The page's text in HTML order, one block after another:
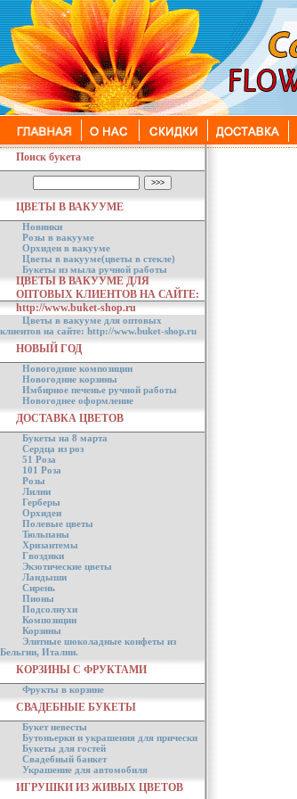
Поиск букета
ЦВЕТЫ В ВАКУУМЕ
Новинки
Розы в вакууме
Орхидеи в вакууме
Цветы в вакууме(цветы в стекле)
Букеты из мыла ручной работы
ЦВЕТЫ В ВАКУУМЕ ДЛЯ
ОПТОВЫХ КЛИЕНТОВ НА САЙТЕ:
http://www.buket-shop.ru
Цветы в вакууме для оптовых
клиентов на сайте: http://www.buket-shop.ru
НОВЫЙ ГОД
Новогодние композиции
Новогодние корзины
Имбирное печенье ручной работы
Новогоднее оформление
ДОСТАВКА ЦВЕТОВ
Букеты на 8 марта
Сердца из роз
51 Роза
101 Роза
Розы
Лилии
Герберы
Орхидеи
Полевые цветы
Тюльпаны
Хризантемы
Гвоздики
Экзотические цветы
Ландыши
Сирень
Пионы
Подсолнухи
Композиции
Корзины
Элитные шоколадные конфеты из
Бельгии, Италии.
КОРЗИНЫ С ФРУКТАМИ
Фрукты в корзине
СВАДЕБНЫЕ БУКЕТЫ
Букет невесты
Бутоньерки и украшения для прически
Букеты для гостей
Свадебный банкет
Украшение для автомобиля
ИГРУШКИ ИЗ ЖИВЫХ ЦВЕТОВ